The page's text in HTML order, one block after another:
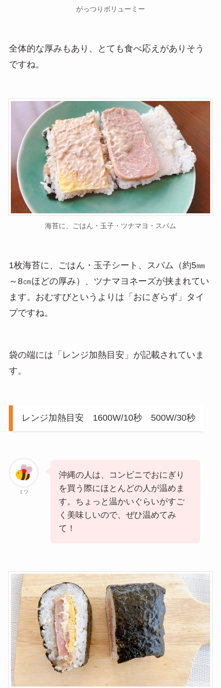
がっつりボリューミー
全体的な厚みもあり、とても食べ応えがありそう
ですね。
海苔に、ごはん・玉子・ツナマヨ・スパム
1枚海苔に、ごはん・玉子シート、スパム（約5㎜
～8㎝ほどの厚み）、ツナマヨネーズが挟まれてい
ます。おむすびというよりは「おにぎらず」タイ
プですね。
袋の端には「レンジ加熱目安」が記載されていま
す。
レンジ加熱目安 1600W/10秒 500W/30秒
ミツ
沖縄の人は、コンビニでおにぎり
を買う際にほとんどの人が温めま
す。ちょっと温かいぐらいがすご
く美味しいので、ぜひ温めてみ
て！